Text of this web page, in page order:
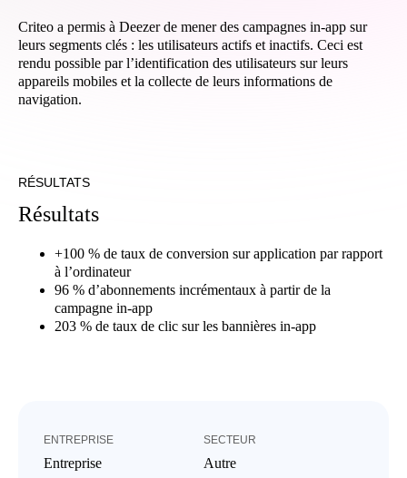
ENTREPRISE
Entreprise
SECTEUR
Autre
Criteo a permis à Deezer de mener des campagnes in-app sur
leurs segments clés : les utilisateurs actifs et inactifs. Ceci est
rendu possible par l’identification des utilisateurs sur leurs
appareils mobiles et la collecte de leurs informations de
navigation.
RÉSULTATS
Résultats
+100 % de taux de conversion sur application par rapport
à l’ordinateur
96 % d’abonnements incrémentaux à partir de la
campagne in-app
203 % de taux de clic sur les bannières in-app